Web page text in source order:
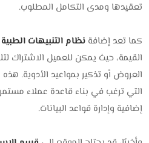
تعقيدها ومدى التكامل المطلوب.
كما تعد إضافةنظام التنبيهات
القيمة، حيث يمكن للعميل الاشتراك
العروض أو تذكير بمواعيد الأدوية.
التي ترغب في بناء قاعدة عملاء
إضافية وإدارة قواعد البيانات.